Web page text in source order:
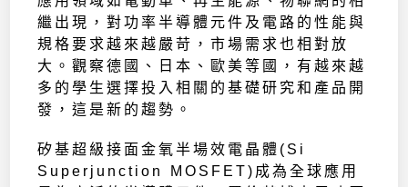
繼出現，對功率半導體元件及電路的性能與
規格要求越來越嚴苛，市場需求也相對放
大。觀察德國、日本、歐美等國，有越來越
多的學生選擇投入相關的基礎研究和產品開
發，這是新的趨勢。
矽基超級接面金氧半場效電晶體(Si
Superjunction MOSFET)成為全球應用